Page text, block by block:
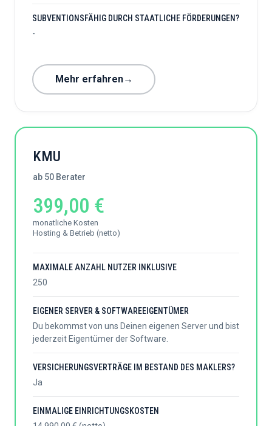
SUBVENTIONSFÄHIG DURCH STAATLICHE FÖRDERUNGEN?
-
Mehr erfahren→
KMU
ab 50 Berater
399,00 €
monatliche Kosten
Hosting & Betrieb (netto)
MAXIMALE ANZAHL NUTZER INKLUSIVE
250
EIGENER SERVER & SOFTWAREEIGENTÜMER
Du bekommst von uns Deinen eigenen Server und bist
jederzeit Eigentümer der Software.
VERSICHERUNGSVERTRÄGE IM BESTAND DES MAKLERS?
Ja
EINMALIGE EINRICHTUNGSKOSTEN